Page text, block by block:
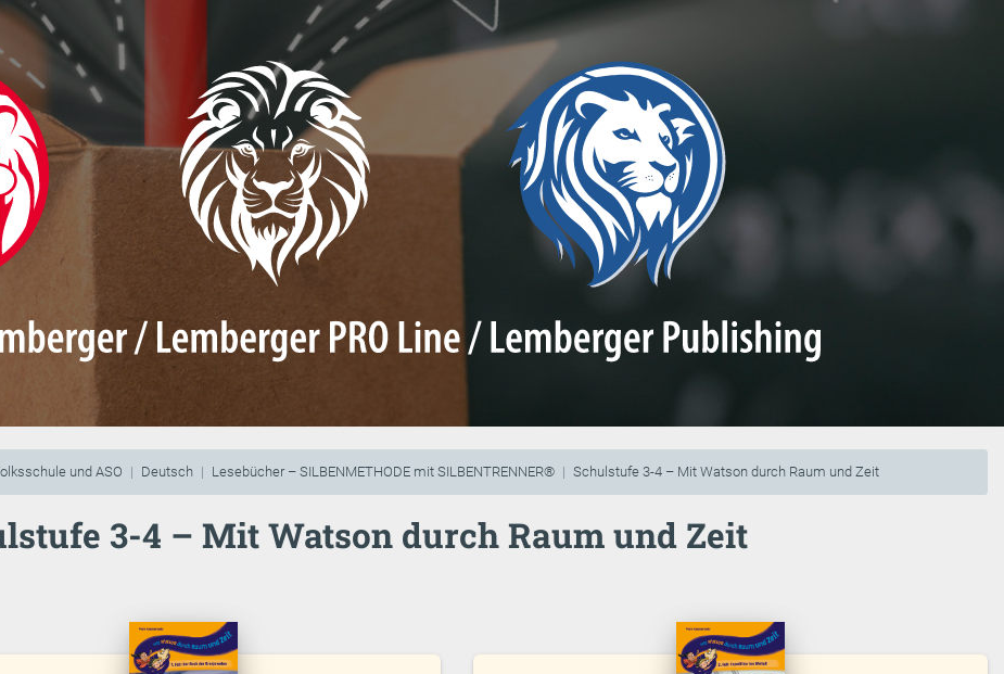
und ASO Deutsch Lesebücher – SILBENMETHODE mit SILBENTRENNER® Schulstufe 3-4 – Mit Watson durch Raum und Zeit
3-4 – Mit Watson durch Raum und Zeit